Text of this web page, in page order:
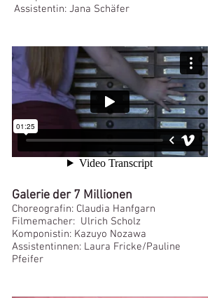
Assistentin: Jana Schäfer
Galerie der 7 Millionen
Choreografin: Claudia Hanfgarn
Filmemacher: Ulrich Scholz
Komponistin: Kazuyo Nozawa
Assistentinnen: Laura Fricke/Pauline
Pfeifer